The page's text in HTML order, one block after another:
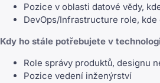
Pozice v oblasti datové vědy,
DevOps/Infrastructure role,
Kdy ho stále potřebujete v
Role správy produktů, designu
Pozice vedení inženýrství